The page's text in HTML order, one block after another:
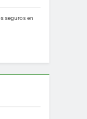
seguros en